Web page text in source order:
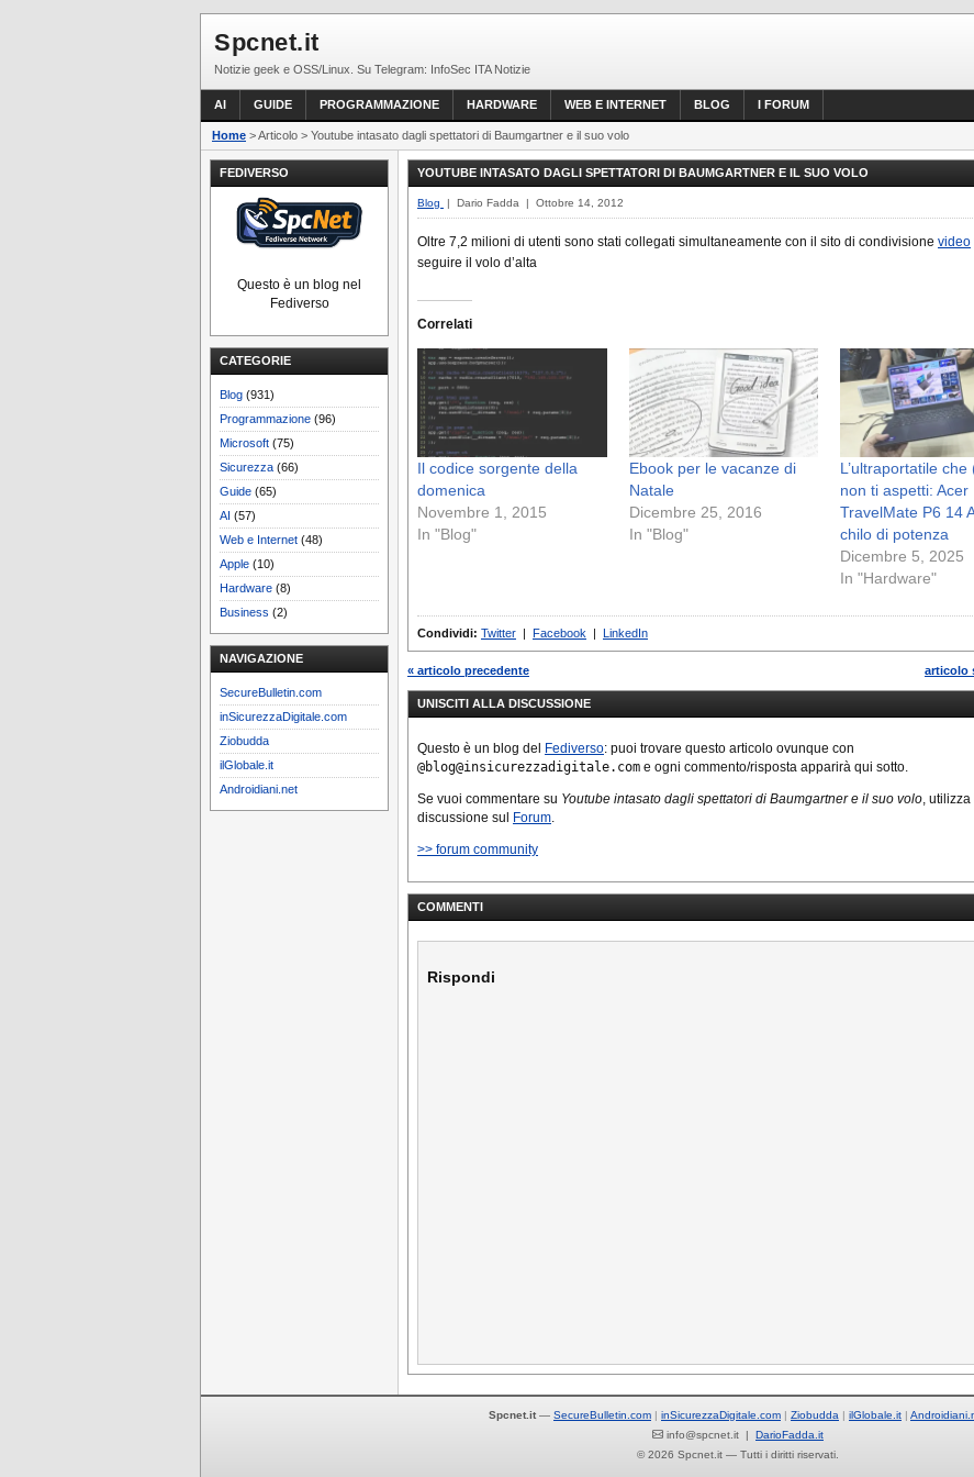
Spcnet.it
Notizie geek e OSS/Linux. Su Telegram: InfoSec ITA Notizie
AI GUIDE PROGRAMMAZIONE HARDWARE WEB E INTERNET BLOG I FORUM
Home > Articolo > Youtube intasato dagli spettatori di Baumgartner e il suo volo
FEDIVERSO
Questo è un blog nel
Fediverso
CATEGORIE
Blog (931)
Programmazione (96)
Microsoft (75)
Sicurezza (66)
Guide (65)
AI (57)
Web e Internet (48)
Apple (10)
Hardware (8)
Business (2)
NAVIGAZIONE
SecureBulletin.com
inSicurezzaDigitale.com
Ziobudda
ilGlobale.it
Androidiani.net
YOUTUBE INTASATO DAGLI SPETTATORI DI BAUMGARTNER E IL SUO VOLO
Blog | Dario Fadda | Ottobre 14, 2012
Oltre 7,2 milioni di utenti sono stati collegati simultaneamente con il sito di condivisione video
seguire il volo d’alta
Correlati
Il codice sorgente della
domenica
Novembre 1, 2015
In "Blog"
Ebook per le vacanze di
Natale
Dicembre 25, 2016
In "Blog"
L’ultraportatile che
non ti aspetti: Acer
TravelMate P6 14
chilo di potenza
Dicembre 5, 2025
In "Hardware"
Condividi: Twitter | Facebook | LinkedIn
« articolo precedente articolo
UNISCITI ALLA DISCUSSIONE
Questo è un blog del Fediverso: puoi trovare questo articolo ovunque con
@blog@insicurezzadigitale.com e ogni commento/risposta apparirà qui sotto.
Se vuoi commentare su Youtube intasato dagli spettatori di Baumgartner e il suo volo , utilizza
discussione sul Forum
>> forum community
COMMENTI
Rispondi
Spcnet.it — SecureBulletin.com inSicurezzaDigitale.com Ziobudda ilGlobale.it
info@spcnet.it | DarioFadda.it
© 2026 Spcnet.it — Tutti i diritti riservati.